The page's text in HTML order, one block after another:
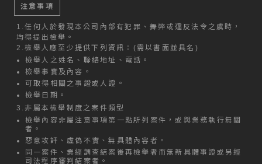
注意事項
1.任何人於發現本公司內部有犯罪、舞弊或違反法令之虞時，
均得提出檢舉。
2.檢舉人應至少提供下列資訊：(需以書面並具名)
檢舉人之姓名、聯絡地址、電話。
檢舉事實及內容。
可取得相關之事證或人證。
檢舉日期。
3.非屬本檢舉制度之案件類型
檢舉內容非屬注意事項第一點所列案件，或與業務執行無關
者。
惡意攻訐、虛偽不實、無具體內容者。
同一案件、業經調查結案後再檢舉者而無新具體事證或另經
司法程序審判結案者。